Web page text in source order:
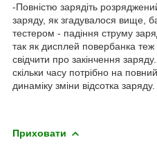
-Повністю зарядіть
заряду, як згадувалося вище,
тестером - падіння струму
так як дисплей повербанка теж
свідчити про закінчення
скільки часу потрібно на
динаміку зміни відсотка заряду.
Приховати